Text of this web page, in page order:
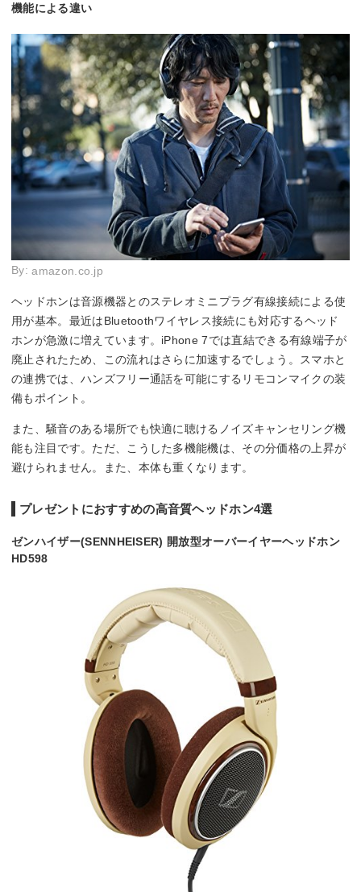
機能による違い
By:amazon.co.jp
ヘッドホンは音源機器とのステレオミニプラグ有線接続による使
用が基本。最近はBluetoothワイヤレス接続にも対応するヘッド
ホンが急激に増えています。iPhone 7では直結できる有線端子が
廃止されたため、この流れはさらに加速するでしょう。スマホと
の連携では、ハンズフリー通話を可能にするリモコンマイクの装
備もポイント。
また、騒音のある場所でも快適に聴けるノイズキャンセリング機
能も注目です。ただ、こうした多機能機は、その分価格の上昇が
避けられません。また、本体も重くなります。
プレゼントにおすすめの高音質ヘッドホン4選
ゼンハイザー(SENNHEISER) 開放型オーバーイヤーヘッドホン
HD598